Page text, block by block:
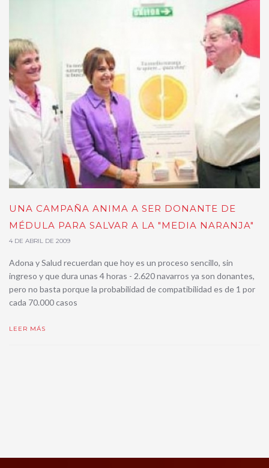
UNA CAMPAÑA ANIMA A SER DONANTE DE
MÉDULA PARA SALVAR A LA "MEDIA NARANJA"
4 DE ABRIL DE 2009
Adona y Salud recuerdan que hoy es un proceso sencillo, sin
ingreso y que dura unas 4 horas - 2.620 navarros ya son donantes,
pero no basta porque la probabilidad de compatibilidad es de 1 por
cada 70.000 casos
LEER MÁS